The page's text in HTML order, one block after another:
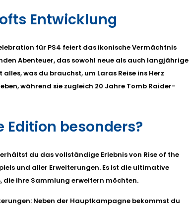
Entwicklung
für PS4 feiert das ikonische Vermächtnis
Abenteuer, das sowohl neue als auch langjährige
was du brauchst, um Laras Reise ins Herz
während sie zugleich 20 Jahre Tomb Raider-
besonders?
du das vollständige Erlebnis von Rise of the
und aller Erweiterungen. Es ist die ultimative
die ihre Sammlung erweitern möchten.
Neben der Hauptkampagne bekommst du